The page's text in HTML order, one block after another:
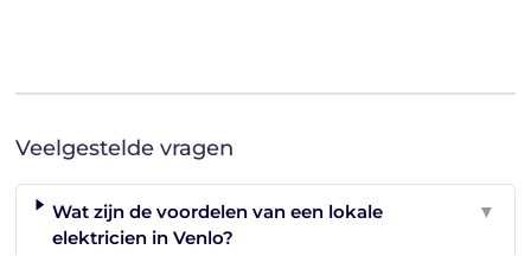
Veelgestelde vragen
Wat zijn de voordelen van een lokale
elektricien in Venlo?
▼